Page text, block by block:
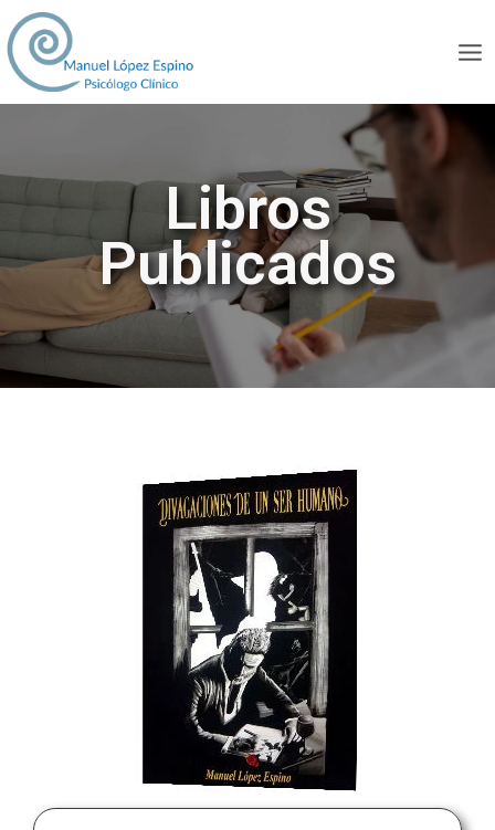
Libros
Publicados